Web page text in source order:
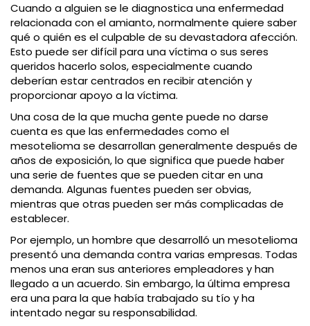
Cuando a alguien se le diagnostica una enfermedad
relacionada con el amianto, normalmente quiere saber
qué o quién es el culpable de su devastadora afección.
Esto puede ser difícil para una víctima o sus seres
queridos hacerlo solos, especialmente cuando
deberían estar centrados en recibir atención y
proporcionar apoyo a la víctima.
Una cosa de la que mucha gente puede no darse
cuenta es que las enfermedades como el
mesotelioma se desarrollan generalmente después de
años de exposición, lo que significa que puede haber
una serie de fuentes que se pueden citar en una
demanda. Algunas fuentes pueden ser obvias,
mientras que otras pueden ser más complicadas de
establecer.
Por ejemplo, un hombre que desarrolló un mesotelioma
presentó una demanda contra varias empresas. Todas
menos una eran sus anteriores empleadores y han
llegado a un acuerdo. Sin embargo, la última empresa
era una para la que había trabajado su tío y ha
intentado negar su responsabilidad.